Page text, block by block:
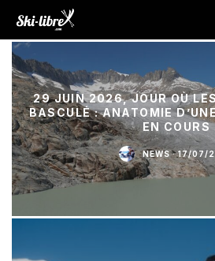
29 JUIN 2026, JOUR OÙ
BASCULÉ : ANATOMIE
EN COURS
NEWS · 17/07/